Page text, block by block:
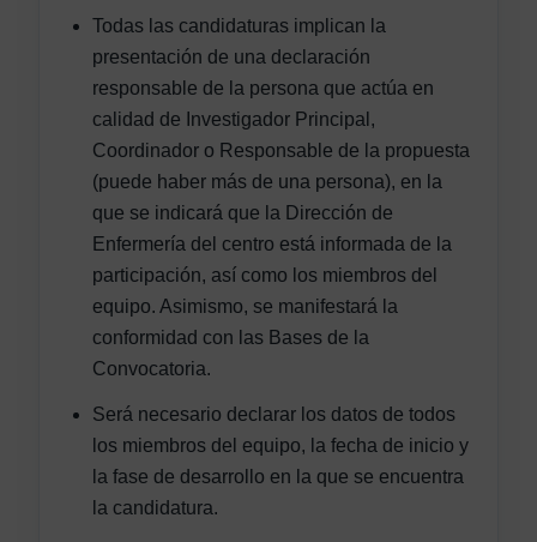
Todas las candidaturas implican la
presentación de una declaración
responsable de la persona que actúa en
calidad de Investigador Principal,
Coordinador o Responsable de la propuesta
(puede haber más de una persona), en la
que se indicará que la Dirección de
Enfermería del centro está informada de la
participación, así como los miembros del
equipo. Asimismo, se manifestará la
conformidad con las Bases de la
Convocatoria.
Será necesario declarar los datos de todos
los miembros del equipo, la fecha de inicio y
la fase de desarrollo en la que se encuentra
la candidatura.